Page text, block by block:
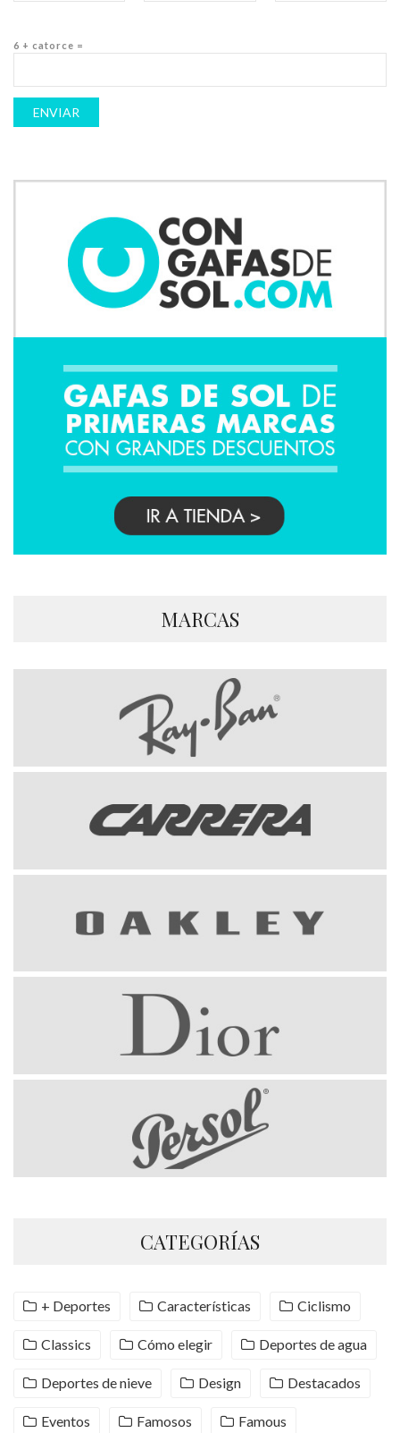
6 + catorce =
MARCAS
CATEGORÍAS
+ Deportes Características Ciclismo
Classics Cómo elegir Deportes de agua
Deportes de nieve Design Destacados
Eventos Famosos Famous